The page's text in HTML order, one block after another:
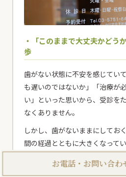
・「このままで大丈夫かどう
歩
歯がない状態に不安を感じてい
も遅いのではないか」「治療が
い」といった思いから、受診を
なくありません。
しかし、歯がないままにしてお
間の経過とともに大きくなって
来どう影響するのか」を正しく
お電話・お問い合わ